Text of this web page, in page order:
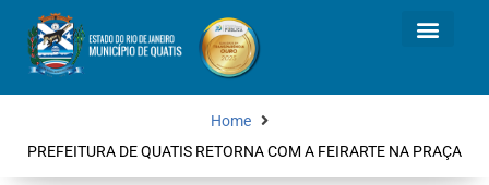
Home
PREFEITURA DE QUATIS RETORNA COM A FEIRARTE NA PRAÇA